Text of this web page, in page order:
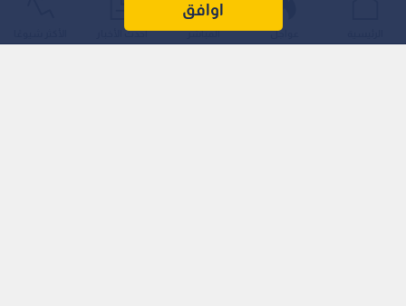
اوافق
لكل ناد من أندية دوري المحترفين الأردني.
عواجل المباشر أحدث الأخبار